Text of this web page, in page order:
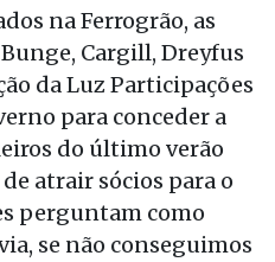
na Ferrogrão, as
Cargill, Dreyfus
da Luz Participações
para conceder a
do último verão
atrair sócios para o
perguntam como
se não conseguimos